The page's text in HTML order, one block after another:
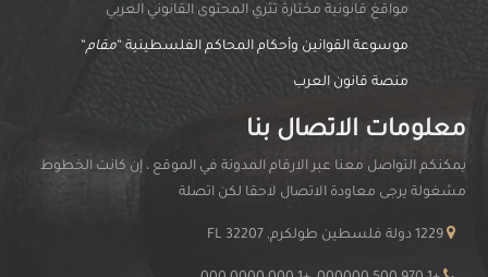
مواقغ قانونية مختارة تثري المحتوى القانوني العربي
موسوعة القوانين وأحكام المحاكم الفلسطينية “مقام“
منصة قانون العرب
معلومات الاتصال بنا
يمكنكم التواصل معنا عبر الارقام المدونة في الموقع ، إن كانت الخطوط
مشغولة يرجى معاودة الاتصال لاحقا لكن اتصلة